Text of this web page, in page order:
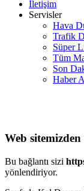
İletişim
Servisler
Hava
Trafik
Süper
Tüm
Son
Haber
Web
Bu bağlantı sizi
yönlendiriyor.